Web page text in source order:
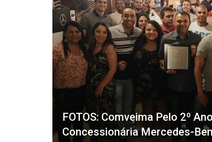
FOTOS: Comveima Pelo 2º
Concessionária Mercedes-